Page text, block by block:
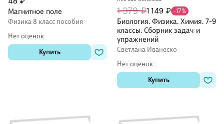
Магнитное поле
Физика 8 класс пособия
Нет оценок
Купить
1 379 ₽1 149 ₽ -17%
Биология. Физика. Химия. 7-9
классы. Сборник задач и
упражнений
Светлана Иванеско
Нет оценок
Купить